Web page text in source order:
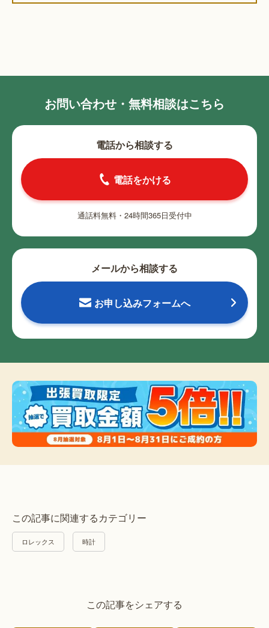
お問い合わせ・無料相談はこちら
電話から相談する
電話をかける
通話料無料・24時間365日受付中
メールから相談する
お申し込みフォームへ
この記事に関連するカテゴリー
ロレックス 時計
この記事をシェアする